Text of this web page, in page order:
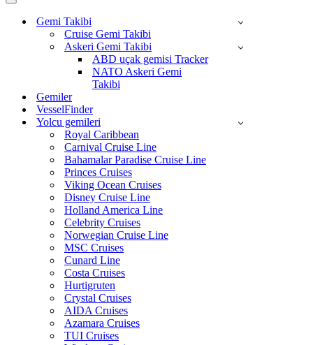
Dolaşım
menüsüGemi Takibi
Cruise Gemi Takibi
Askeri Gemi Takibi
ABD uçak gemisi Tracker
NATO Askeri Gemi
Takibi
Gemiler
VesselFinder
Yolcu gemileri
Royal Caribbean
Carnival Cruise Line
Bahamalar Paradise Cruise Line
Princes Cruises
Viking Ocean Cruises
Disney Cruise Line
Holland America Line
Celebrity Cruises
Norwegian Cruise Line
MSC Cruises
Cunard Line
Costa Cruises
Hurtigruten
Crystal Cruises
AIDA Cruises
Azamara Cruises
TUI Cruises